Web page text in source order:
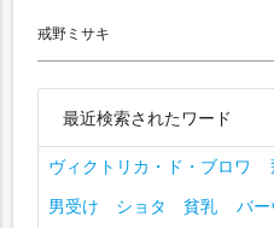
最近検索されたワード
ヴィクトリカ・ド・ブロワ
男受け ショタ 貧乳
バ